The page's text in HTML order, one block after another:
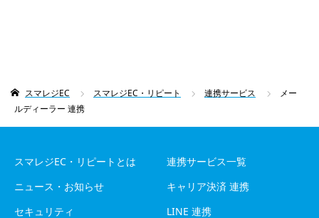
スマレジEC スマレジEC・リピート 連携サービス
メー
ルディーラー 連携
スマレジEC・リピートとは
ニュース・お知らせ
セキュリティ
連携サービス一覧
キャリア決済 連携
LINE 連携